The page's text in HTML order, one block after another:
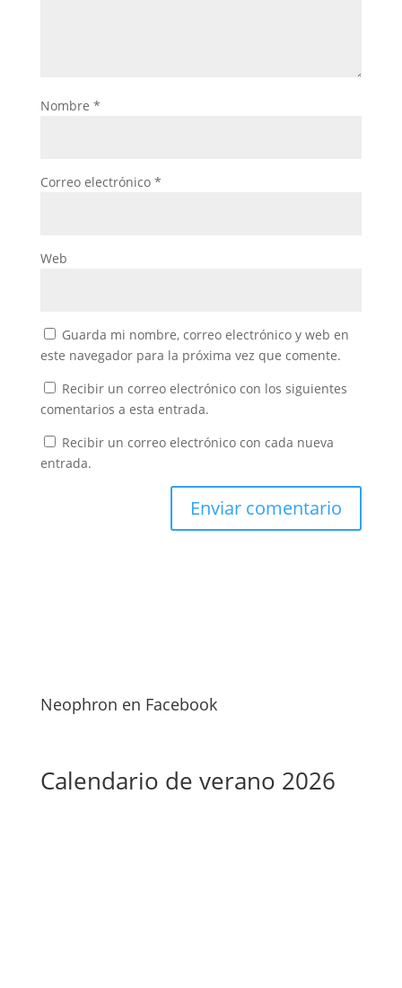
Nombre *
Correo electrónico *
Web
Guarda mi nombre, correo electrónico y web en
este navegador para la próxima vez que comente.
Recibir un correo electrónico con los siguientes
comentarios a esta entrada.
Recibir un correo electrónico con cada nueva
entrada.
Neophron en Facebook
Calendario de verano 2026